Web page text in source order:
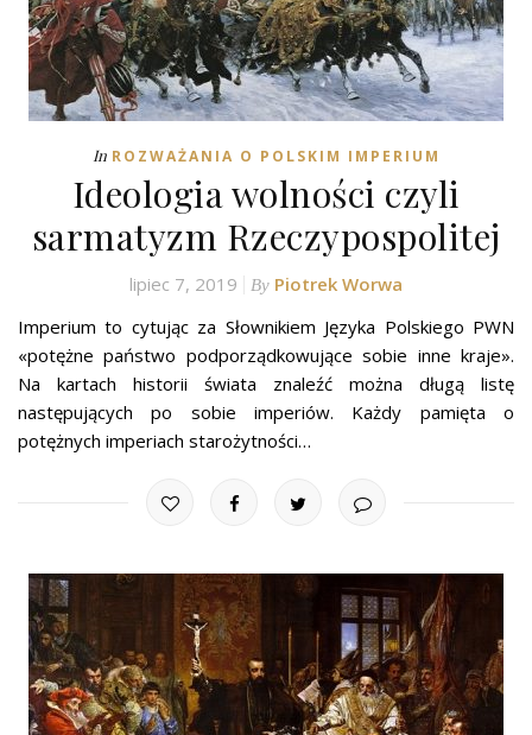
In ROZWAŻANIA O POLSKIM IMPERIUM
Ideologia wolności czyli
sarmatyzm Rzeczypospolitej
lipiec 7, 2019 By Piotrek Worwa
Imperium to cytując za Słownikiem Języka Polskiego PWN
«potężne państwo podporządkowujące sobie inne kraje».
Na kartach historii świata znaleźć można długą listę
następujących po sobie imperiów. Każdy pamięta o
potężnych imperiach starożytności…